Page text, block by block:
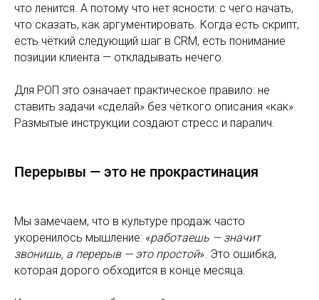
что ленится. А потому что нет ясности: с чего начать,
что сказать, как аргументировать. Когда есть скрипт,
есть чёткий следующий шаг в CRM, есть понимание
позиции клиента — откладывать нечего.
Для РОП это означает практическое правило: не
ставить задачи «сделай» без чёткого описания «как».
Размытые инструкции создают стресс и паралич.
Перерывы — это не прокрастинация
Мы замечаем, что в культуре продаж часто
укоренилось мышление: «работаешь — значит
звонишь, а перерыв — это простой». Это ошибка,
которая дорого обходится в конце месяца.